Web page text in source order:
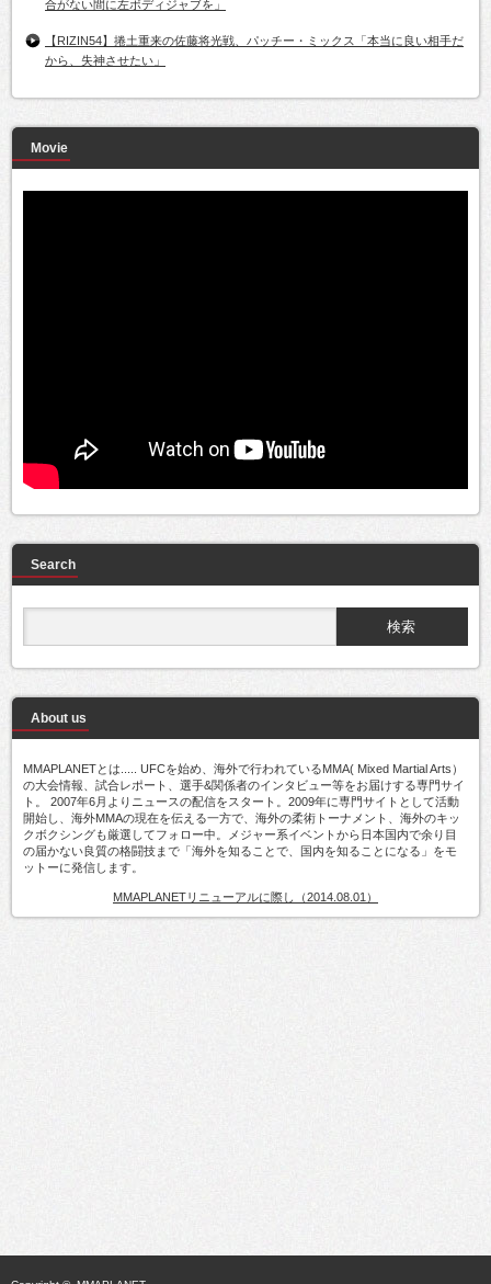
合がない間に左ボディジャブを」
【RIZIN54】捲土重来の佐藤将光戦、パッチー・ミックス「本当に良い相手だ
から、失神させたい」
Movie
Search
About us
MMAPLANETとは..... UFCを始め、海外で行われているMMA( Mixed Martial Arts）
の大会情報、試合レポート、選手&関係者のインタビュー等をお届けする専門サイ
ト。 2007年6月よりニュースの配信をスタート。2009年に専門サイトとして活動
開始し、海外MMAの現在を伝える一方で、海外の柔術トーナメント、海外のキッ
クボクシングも厳選してフォロー中。メジャー系イベントから日本国内で余り目
の届かない良質の格闘技まで「海外を知ることで、国内を知ることになる」をモ
ットーに発信します。
MMAPLANETリニューアルに際し（2014.08.01）